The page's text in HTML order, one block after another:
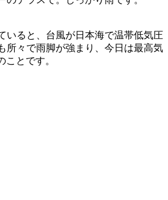
いると、台風が日本海で温帯低気圧
所々で雨脚が強まり、今日は最高気
とです。